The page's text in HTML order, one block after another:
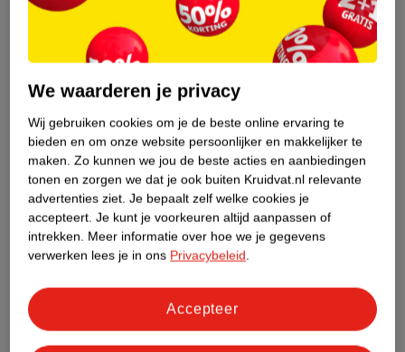
Productinformatie
Etiketinformatie
Nature Impact Score
Dit product heeft (nog) geen Nature
Impact Score.
Meer informatie
Bekijk ook
We waarderen je privacy
Wij gebruiken cookies om je de beste online ervaring te
bieden en om onze website persoonlijker en makkelijker te
maken. Zo kunnen we jou de beste acties en aanbiedingen
tonen en zorgen we dat je ook buiten Kruidvat.nl relevante
advertenties ziet. Je bepaalt zelf welke cookies je
accepteert. Je kunt je voorkeuren altijd aanpassen of
intrekken. Meer informatie over hoe we je gegevens
verwerken lees je in ons Privacybeleid.
Accepteer